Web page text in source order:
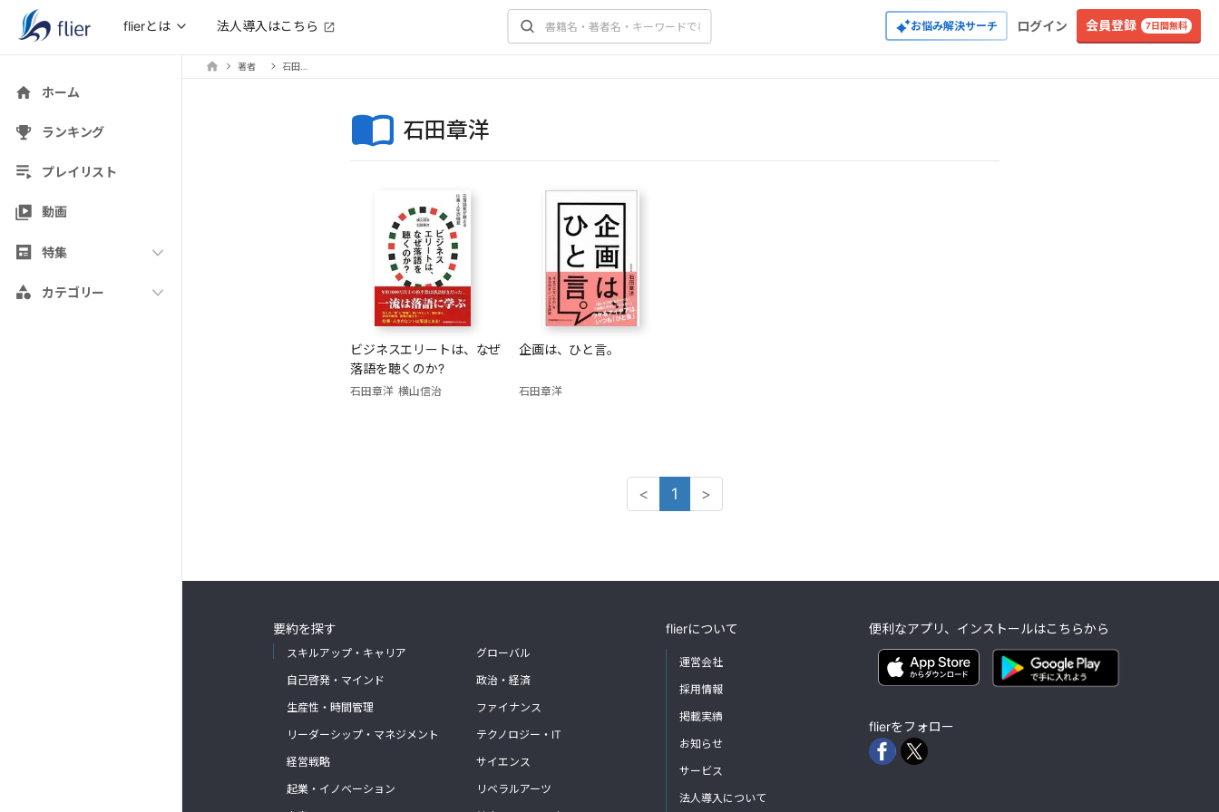
flierとは 法人導入はこちら お悩み解決サーチ ログイン 会員登録 7日間無料
ホーム
ランキング
プレイリスト
動画
特集
カテゴリー
著者 石田章洋
石田章洋
ビジネスエリートは、なぜ
落語を聴くのか?
石田章洋 横山信治
企画は、ひと言。
石田章洋
< 1 >
要約を探す
スキルアップ・キャリア
自己啓発・マインド
生産性・時間管理
リーダーシップ・マネジメント
経営戦略
起業・イノベーション
グローバル
政治・経済
ファイナンス
テクノロジー・IT
サイエンス
リベラルアーツ
flierについて
運営会社
採用情報
掲載実績
お知らせ
サービス
法人導入について
便利なアプリ、インストールはこちらから
flierをフォロー